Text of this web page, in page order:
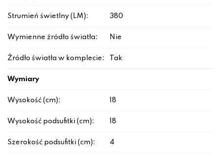
Strumień świetlny (LM): 380
Wymienne źródło światła: Nie
Źródło światła w komplecie: Tak
Wymiary
Wysokość (cm): 18
Wysokość podsufitki (cm): 18
Szerokość podsufitki (cm): 4